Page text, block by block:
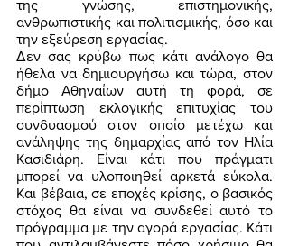
της γνώσης, επιστημονικής,
ανθρωπιστικής και πολιτισμικής, όσο και
την εξεύρεση εργασίας.
Δεν σας κρύβω πως κάτι ανάλογο θα
ήθελα να δημιουργήσω και τώρα, στον
δήμο Αθηναίων αυτή τη φορά, σε
περίπτωση εκλογικής επιτυχίας του
συνδυασμού στον οποίο μετέχω και
ανάληψης της δημαρχίας από τον Ηλία
Κασιδιάρη. Είναι κάτι που πράγματι
μπορεί να υλοποιηθεί αρκετά εύκολα.
Και βέβαια, σε εποχές κρίσης, ο βασικός
στόχος θα είναι να συνδεθεί αυτό το
πρόγραμμα με την αγορά εργασίας. Κάτι